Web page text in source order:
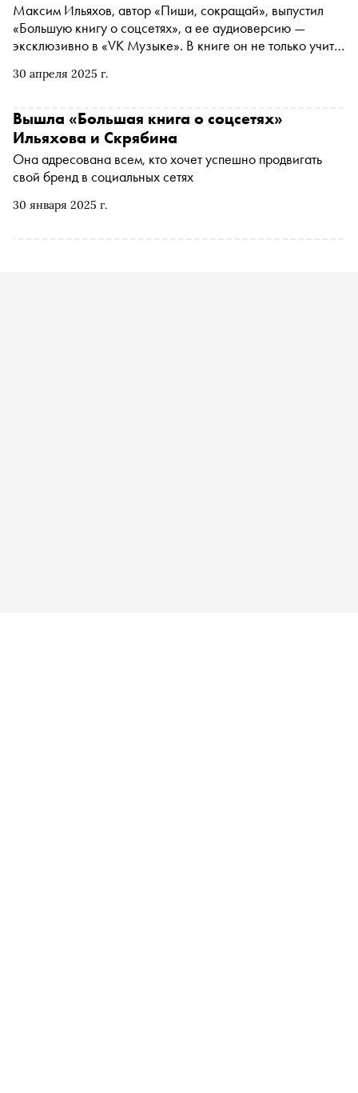
30 апреля 2025 г.
Максим Ильяхов, автор «Пиши, сокращай», выпустил
«Большую книгу о соцсетях», а ее аудиоверсию —
эксклюзивно в «VK Музыке». В книге он не только учит
всего лишь финальный штрих. В большом интервью
подписчики, что глупо развлекать аудиторию, если ты
сеть автозаправочных станций, и что курить на
подкастах у Джо Рогана можно только после того, как
запустишь ракету в космос
30 января 2025 г.
Вышла «Большая книга о соцсетях»
Ильяхова и Скрябина
Она адресована всем, кто хочет успешно продвигать
свой бренд в социальных сетях